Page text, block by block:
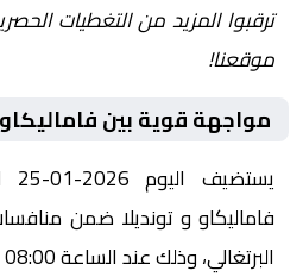
ترقبوا المزيد من التغطيات
موقعنا!
مواجهة قوية بين فاماليكاو
فاماليكاو و تونديلا ضمن
البرتغالي، وذلك عند الساعة 08:00 PM بتوقيت القاهرة.